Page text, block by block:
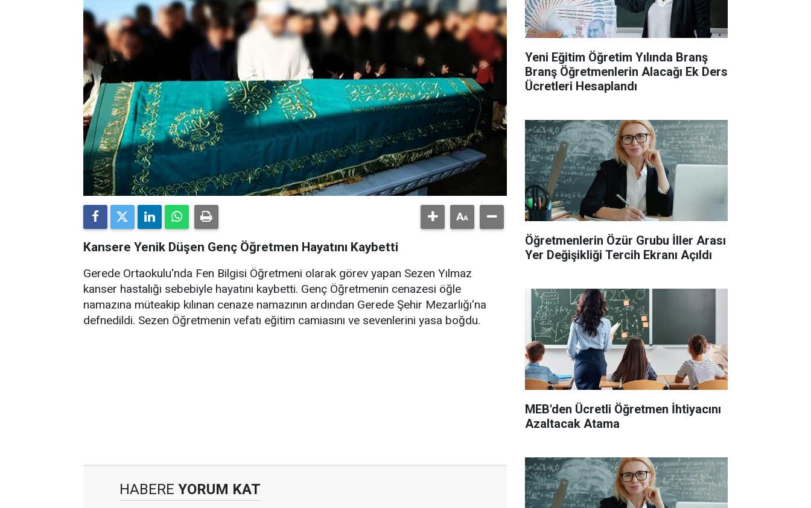
Kansere Yenik Düşen Genç Öğretmen Hayatını Kaybetti
Gerede Ortaokulu'nda Fen Bilgisi Öğretmeni olarak görev yapan Sezen Yılmaz
kanser hastalığı sebebiyle hayatını kaybetti. Genç Öğretmenin cenazesi öğle
namazına müteakip kılınan cenaze namazının ardından Gerede Şehir Mezarlığı'na
defnedildi. Sezen Öğretmenin vefatı eğitim camiasını ve sevenlerini yasa boğdu.
HABERE YORUM KAT
Yeni Eğitim Öğretim Yılında Branş
Branş Öğretmenlerin Alacağı Ek Ders
Ücretleri Hesaplandı
Öğretmenlerin Özür Grubu İller Arası
Yer Değişikliği Tercih Ekranı Açıldı
MEB'den Ücretli Öğretmen İhtiyacını
Azaltacak Atama